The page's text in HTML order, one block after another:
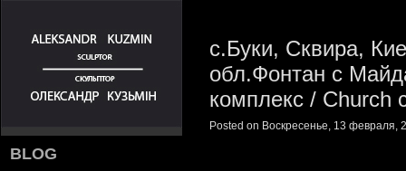
BLOG
с.Буки, Сквира,
обл.Фонтан с
комплекс / Church
Posted on Воскресенье, 13 февраля,